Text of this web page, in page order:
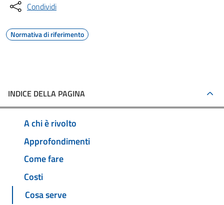
Condividi
Normativa di riferimento
INDICE DELLA PAGINA
A chi è rivolto
Approfondimenti
Come fare
Costi
Cosa serve